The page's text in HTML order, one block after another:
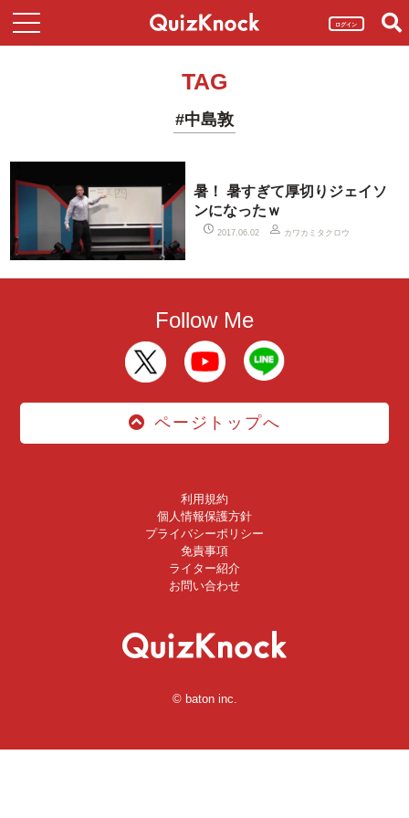
ログイン
TAG
#中島敦
暑！ 暑すぎて厚切りジェイソ
ンになったｗ
2017.06.02 カワカミタクロウ
Follow Me
ページトップへ
利用規約
個人情報保護方針
プライバシーポリシー
免責事項
ライター紹介
お問い合わせ
© baton inc.